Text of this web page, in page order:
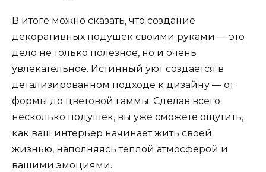
В итоге можно сказать, что создание
декоративных подушек своими руками — это
дело не только полезное, но и очень
увлекательное. Истинный уют создаётся в
детализированном подходе к дизайну — от
формы до цветовой гаммы. Сделав всего
несколько подушек, вы уже сможете ощутить,
как ваш интерьер начинает жить своей
жизнью, наполняясь теплой атмосферой и
вашими эмоциями.